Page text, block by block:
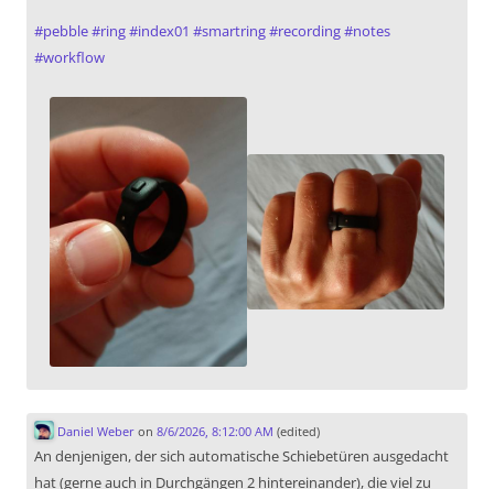
#pebble#ring#index01 #smartring#recording#notes
#workflow
Daniel Weberon 8/6/2026, 8:12:00 AM (edited)
An denjenigen, der sich automatische Schiebetüren ausgedacht
hat (gerne auch in Durchgängen 2 hintereinander), die viel zu